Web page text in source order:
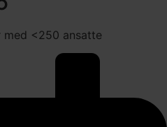
med <250 ansatte